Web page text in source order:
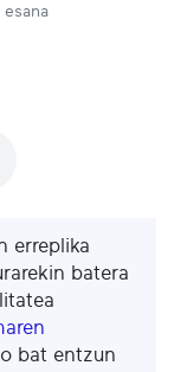
erreplika
batera
bat entzun